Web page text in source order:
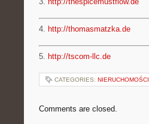
4. http://thomasmatzka.de
5. http://tscom-llc.de
CATEGORIES: NIERUCHOMOŚCI
Comments are closed.